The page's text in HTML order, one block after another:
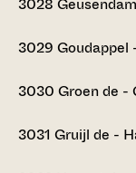
3029 Goudappel
3030 Groen de -
3031 Gruijl de -